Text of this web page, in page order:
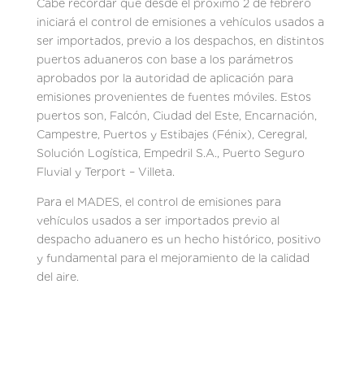
Cabe recordar que desde el próximo 2 de febrero
iniciará el control de emisiones a vehículos usados a
ser importados, previo a los despachos, en distintos
puertos aduaneros con base a los parámetros
aprobados por la autoridad de aplicación para
emisiones provenientes de fuentes móviles. Estos
puertos son, Falcón, Ciudad del Este, Encarnación,
Campestre, Puertos y Estibajes (Fénix), Ceregral,
Solución Logística, Empedril S.A., Puerto Seguro
Fluvial y Terport – Villeta.
Para el MADES, el control de emisiones para
vehículos usados a ser importados previo al
despacho aduanero es un hecho histórico, positivo
y fundamental para el mejoramiento de la calidad
del aire.